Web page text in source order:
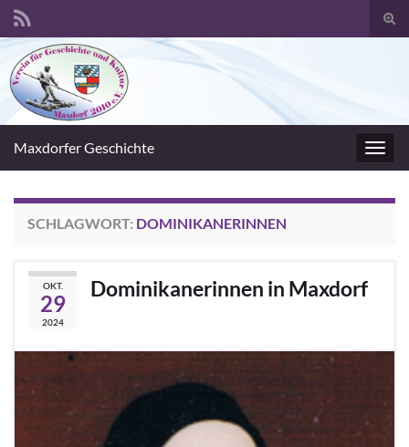
Search for:
Maxdorfer Geschichte
SCHLAGWORT: DOMINIKANERINNEN
OKT.
29
2024
Dominikanerinnen in Maxdorf